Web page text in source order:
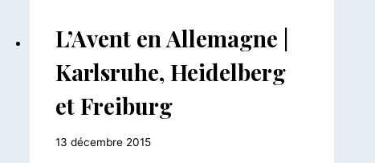
ALLEMAGNE
|
EUROPE
L’Avent en Allemagne |
Karlsruhe, Heidelberg
et Freiburg
Par
13 décembre 2015